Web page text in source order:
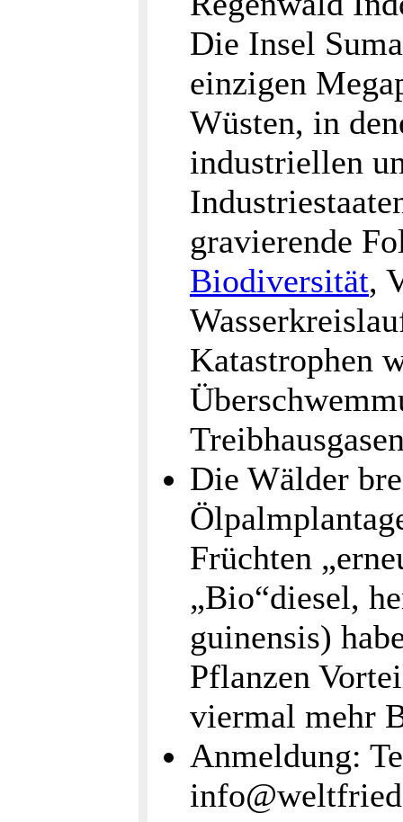
Die Insel
einzigen
Wüsten, in
industriellen
gravierende
Biodiversität,
Katastrophen
Die Wälder
Früchten
„Bio“diesel,
guinensis)
Pflanzen
viermal mehr
Anmeldung: